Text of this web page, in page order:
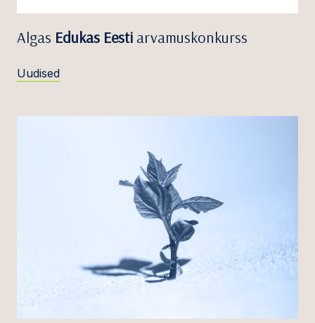
Algas Edukas Eesti arvamuskonkurss
Uudised